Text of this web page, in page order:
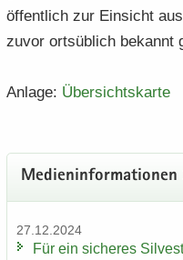
öf­fent­lich zur Ein­sicht
zuvor orts­üb­lich be­kannt
An­la­ge: Über­sichts­kar­te
27.12.2024
Für ein si­che­res